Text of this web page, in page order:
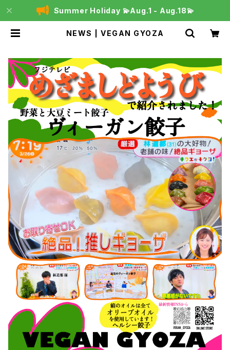
Summer Holiday 💫Aug.1 - Aug.18💫
NEWS | VEGAN GYOZA